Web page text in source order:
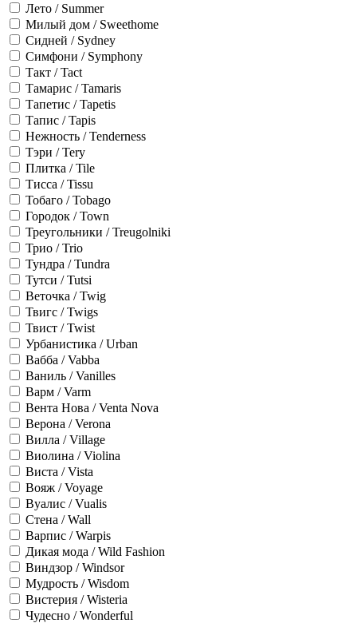
Лето / Summer
Милый дом / Sweethome
Сидней / Sydney
Симфони / Symphony
Такт / Tact
Тамарис / Tamaris
Тапетис / Tapetis
Тапис / Tapis
Нежность / Tenderness
Тэри / Tery
Плитка / Tile
Тисса / Tissu
Тобаго / Tobago
Городок / Town
Треугольники / Treugolniki
Трио / Trio
Тундра / Tundra
Тутси / Tutsi
Веточка / Twig
Твигс / Twigs
Твист / Twist
Урбанистика / Urban
Вабба / Vabba
Ваниль / Vanilles
Варм / Varm
Вента Нова / Venta Nova
Верона / Verona
Вилла / Village
Виолина / Violina
Виста / Vista
Вояж / Voyage
Вуалис / Vualis
Стена / Wall
Варпис / Warpis
Дикая мода / Wild Fashion
Виндзор / Windsor
Мудрость / Wisdom
Вистерия / Wisteria
Чудесно / Wonderful